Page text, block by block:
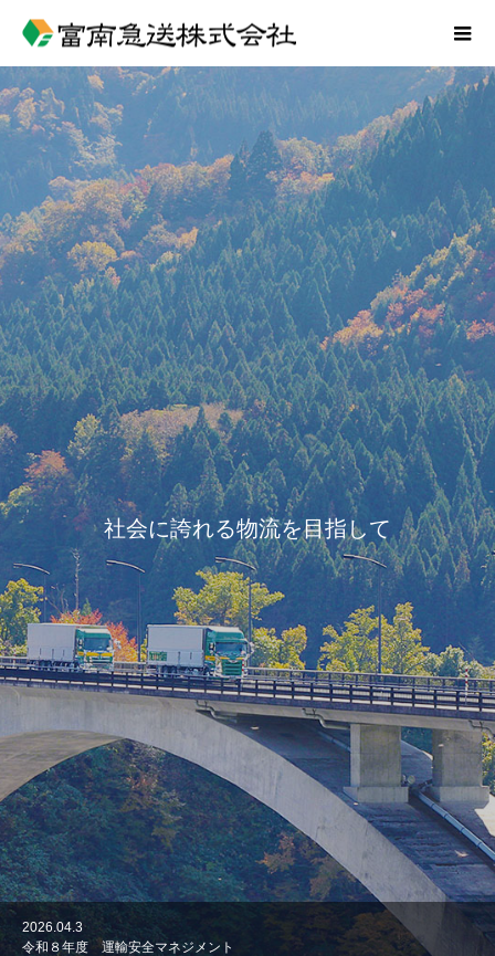
社会に誇れる物流を目指して
2026.04.3
令和８年度 運輸安全マネジメント
2026.04.3
優秀安全運転事業所表彰式
2026.01.5
交通安全祈願祭を執り行いました
2026.01.1
あけましておめでとうございます
2025.12.27
今年も一年ありがとうございました。